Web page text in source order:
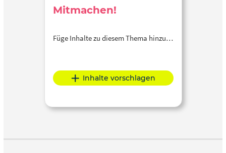
Mitmachen!
Füge Inhalte zu diesem Thema hinzu…
Inhalte vorschlagen